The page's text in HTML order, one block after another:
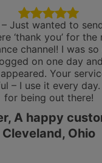
Just wanted to
‘thank you’ for the
channel! I was
on one day
Your
– I use it every day.
for being out there!
A happy
Cleveland, Ohio